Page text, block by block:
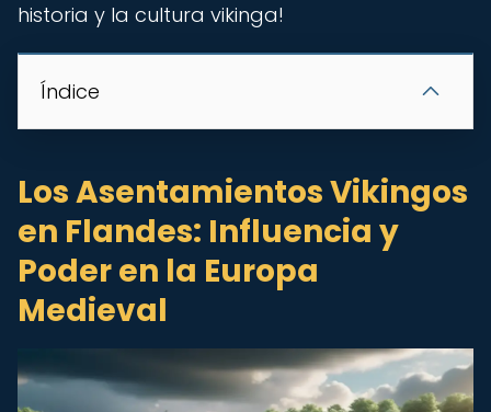
historia y la cultura vikinga!
Índice
Los Asentamientos Vikingos
en Flandes: Influencia y
Poder en la Europa
Medieval